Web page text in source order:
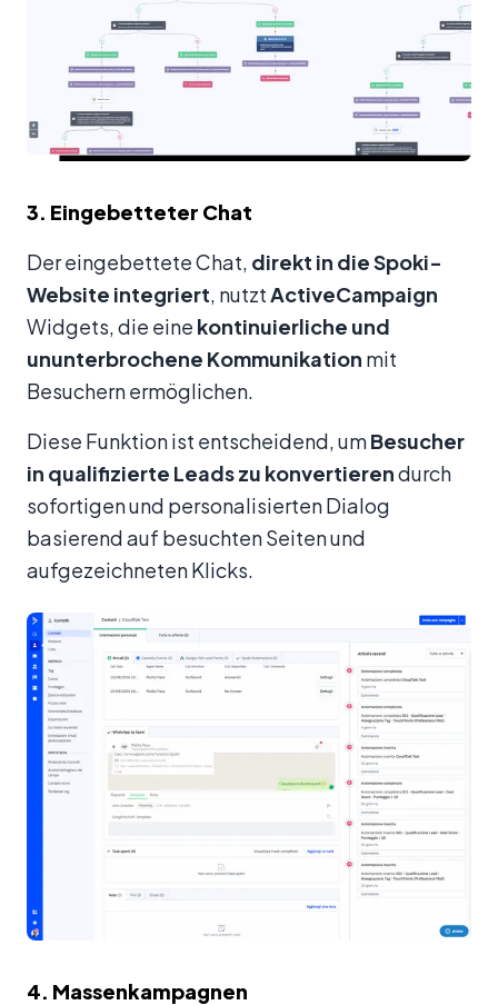
3. Eingebetteter Chat
Der eingebettete Chat, direkt in die Spoki-
Website integriert, nutztActiveCampaign
Widgets, die eine kontinuierliche und
ununterbrochene Kommunikation mit
Besuchern ermöglichen.
Diese Funktion ist entscheidend, umBesucher
in qualifizierte Leads zu konvertierendurch
sofortigen und personalisierten Dialog
basierend auf besuchten Seiten und
aufgezeichneten Klicks.
4. Massenkampagnen